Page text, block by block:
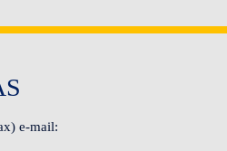
e-mail: